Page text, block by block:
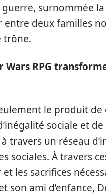
surnommée
deux familles
trône.
Wars RPG
le produit
sociale et
travers un réseau
sociales. À travers
les sacrifices
son ami d’enfance,